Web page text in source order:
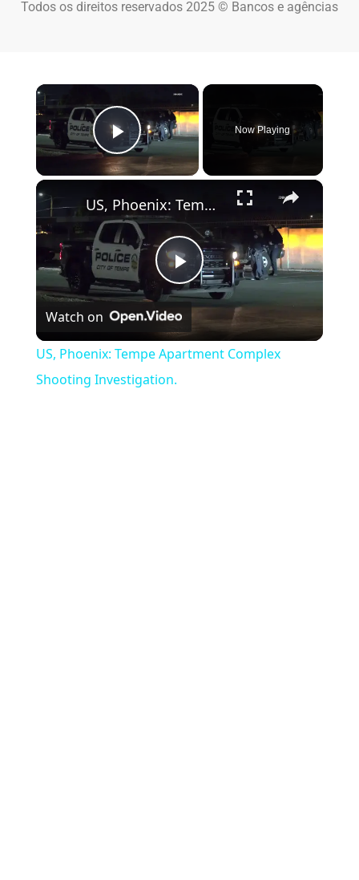
Todos os direitos reservados 2025 © Bancos e agências
×
Play Video
Now Playing
×
Play Video
US, Phoenix: Tempe Apartment Complex Shooting Investigation.
Watch on
US, Phoenix: Tempe Apartment Complex
Shooting Investigation.